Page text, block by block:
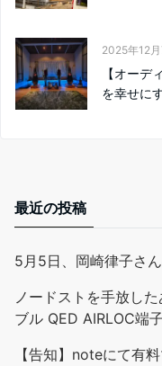
2025年12月
【オーデ
を幸せに
最近の投稿
5月5日、岡崎律子さ
ノードストを手放し
ブル QED AIRLOC端
【告知】noteにて有